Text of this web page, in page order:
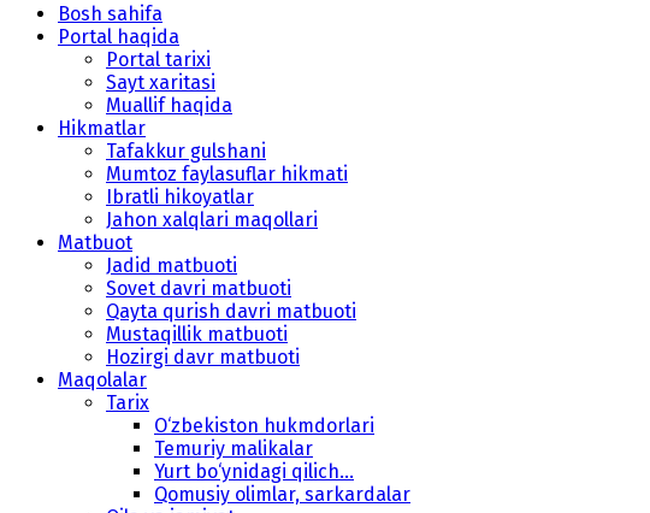
Bosh sahifa
Portal haqida
Portal tarixi
Sayt xaritasi
Muallif haqida
Hikmatlar
Tafakkur gulshani
Mumtoz faylasuflar hikmati
Ibratli hikoyatlar
Jahon xalqlari maqollari
Matbuot
Jadid matbuoti
Sovet davri matbuoti
Qayta qurish davri matbuoti
Mustaqillik matbuoti
Hozirgi davr matbuoti
Maqolalar
Tarix
O‘zbekiston hukmdorlari
Temuriy malikalar
Yurt bo‘ynidagi qilich...
Qomusiy olimlar, sarkardalar